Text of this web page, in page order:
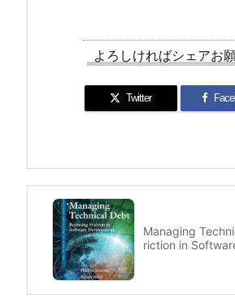
よろしければシェアお
Twitter
Managing
riction in